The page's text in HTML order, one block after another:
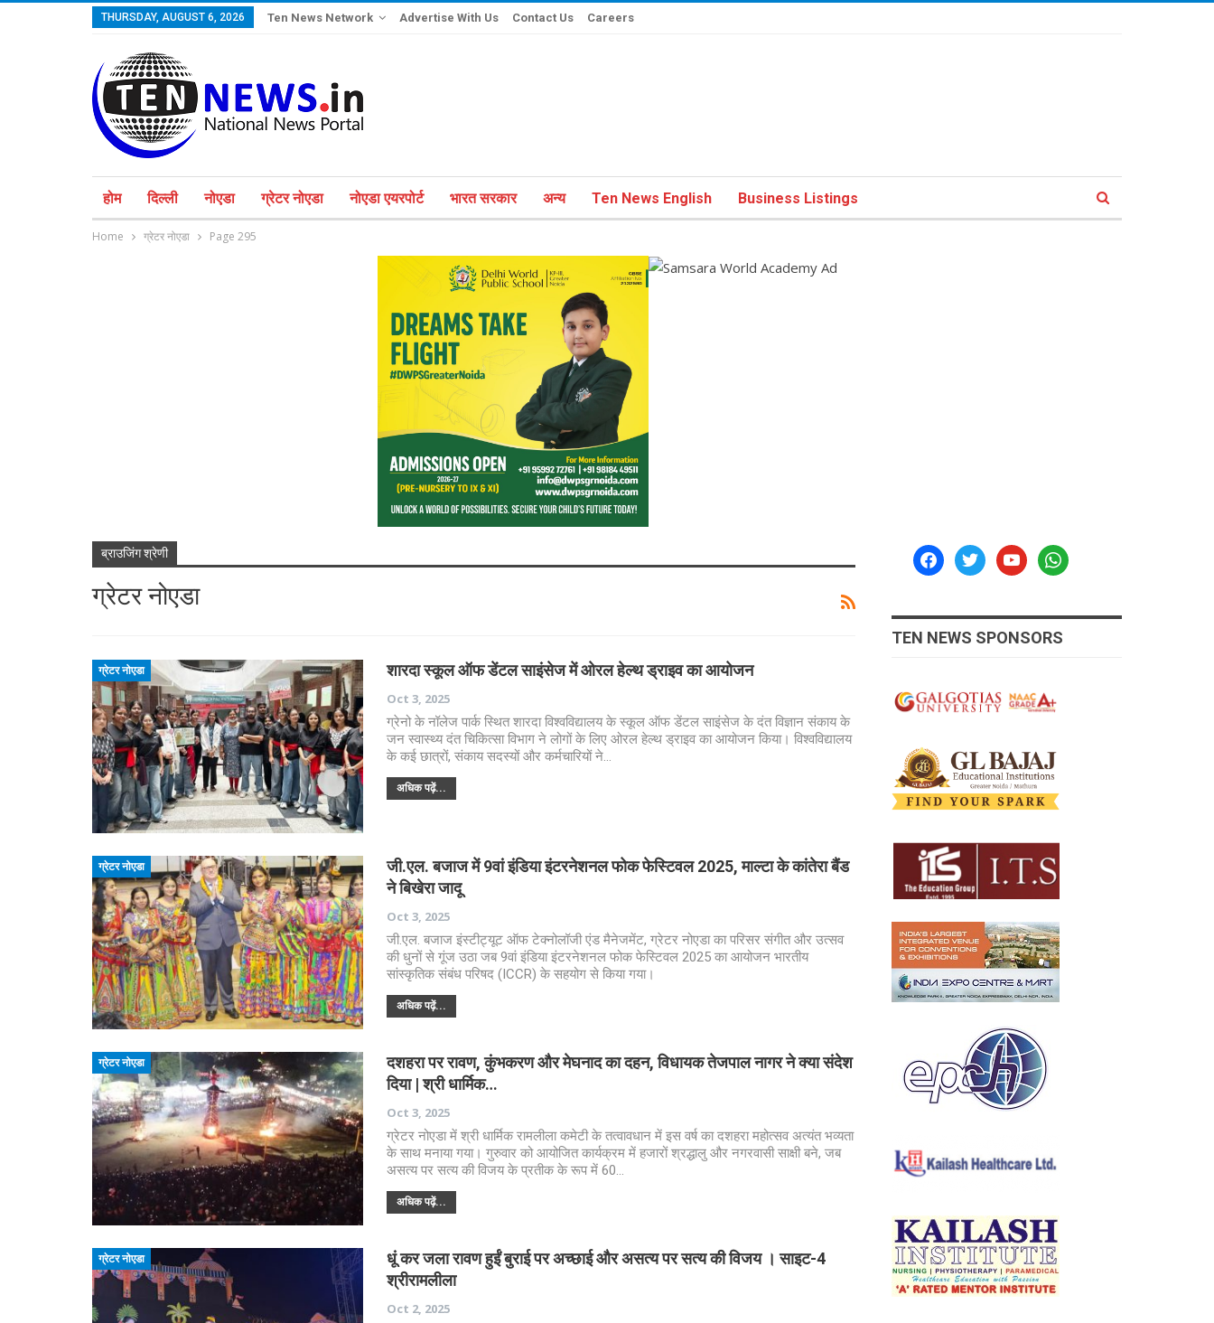
THURSDAY, AUGUST 6, 2026 Ten News Network Advertise With Us Contact Us Careers
होम दिल्ली नोएडा ग्रेटर नोएडा नोएडा एयरपोर्ट भारत सरकार अन्य Ten News English Business Listings
Home ग्रेटर नोएडा Page 295
ब्राउजिंग श्रेणी
ग्रेटर नोएडा
ग्रेटर नोएडा शारदा स्कूल ऑफ डेंटल साइंसेज में ओरल हेल्थ ड्राइव का आयोजन
Oct 3, 2025
ग्रेनो के नॉलेज पार्क स्थित शारदा विश्वविद्यालय के स्कूल ऑफ डेंटल साइंसेज के दंत विज्ञान संकाय के
जन स्वास्थ्य दंत चिकित्सा विभाग ने लोगों के लिए ओरल हेल्थ ड्राइव का आयोजन किया। विश्वविद्यालय
के कई छात्रों, संकाय सदस्यों और कर्मचारियों ने…
अधिक पढ़ें...
ग्रेटर नोएडा
जी.एल. बजाज में 9वां इंडिया इंटरनेशनल फोक फेस्टिवल 2025, माल्टा के कांतेरा बैंड
ने बिखेरा जादू
Oct 3, 2025
जी.एल. बजाज इंस्टीट्यूट ऑफ टेक्नोलॉजी एंड मैनेजमेंट, ग्रेटर नोएडा का परिसर संगीत और उत्सव
की धुनों से गूंज उठा जब 9वां इंडिया इंटरनेशनल फोक फेस्टिवल 2025 का आयोजन भारतीय
सांस्कृतिक संबंध परिषद (ICCR) के सहयोग से किया गया।
अधिक पढ़ें...
ग्रेटर नोएडा
दशहरा पर रावण, कुंभकरण और मेघनाद का दहन, विधायक तेजपाल नागर ने क्या संदेश
दिया | श्री धार्मिक…
Oct 3, 2025
ग्रेटर नोएडा में श्री धार्मिक रामलीला कमेटी के तत्वावधान में इस वर्ष का दशहरा महोत्सव अत्यंत भव्यता
के साथ मनाया गया। गुरुवार को आयोजित कार्यक्रम में हजारों श्रद्धालु और नगरवासी साक्षी बने, जब
असत्य पर सत्य की विजय के प्रतीक के रूप में 60…
अधिक पढ़ें...
ग्रेटर नोएडा
धूं कर जला रावण हुईं बुराई पर अच्छाई और असत्य पर सत्य की विजय । साइट-4
श्रीरामलीला
Oct 2, 2025
facebooktwitteryoutubewhatsapp
TEN NEWS SPONSORS